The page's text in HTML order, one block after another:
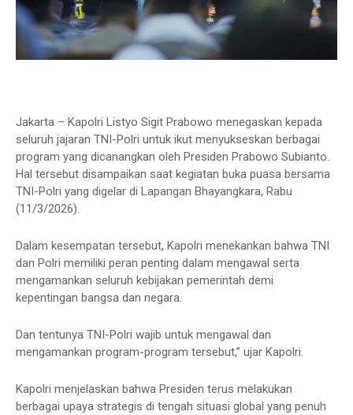
Jakarta – Kapolri Listyo Sigit Prabowo menegaskan kepada
seluruh jajaran TNI-Polri untuk ikut menyukseskan berbagai
program yang dicanangkan oleh Presiden Prabowo Subianto.
Hal tersebut disampaikan saat kegiatan buka puasa bersama
TNI-Polri yang digelar di Lapangan Bhayangkara, Rabu
(11/3/2026).
Dalam kesempatan tersebut, Kapolri menekankan bahwa TNI
dan Polri memiliki peran penting dalam mengawal serta
mengamankan seluruh kebijakan pemerintah demi
kepentingan bangsa dan negara.
Dan tentunya TNI-Polri wajib untuk mengawal dan
mengamankan program-program tersebut,” ujar Kapolri.
Kapolri menjelaskan bahwa Presiden terus melakukan
berbagai upaya strategis di tengah situasi global yang penuh